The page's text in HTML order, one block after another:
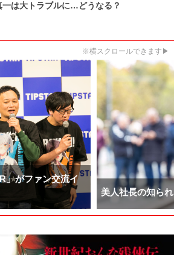
一は大トラブルに…どうなる？
※横スクロールできます▶
」がファン交流イ
美人社長の知ら